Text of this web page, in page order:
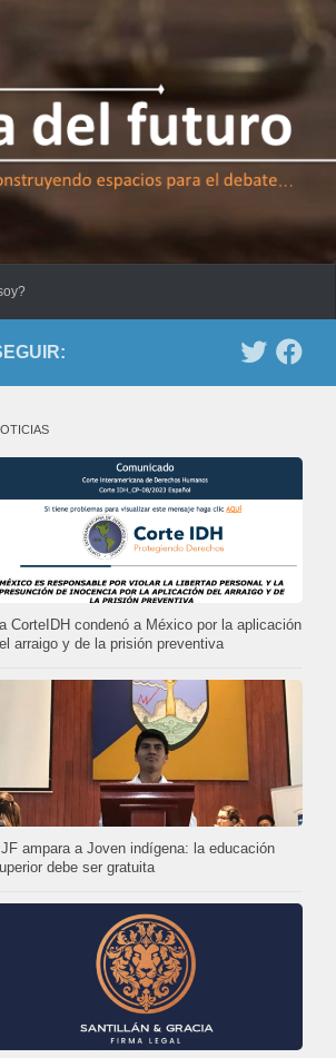
CorteIDH condenó a México por la aplicación
arraigo y de la prisión preventiva
ampara a Joven indígena: la educación
debe ser gratuita